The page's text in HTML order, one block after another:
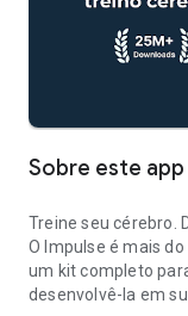
Sobre este app
Treine seu cérebro.
O Impulse é mais
um kit completo
desenvolvê-la em